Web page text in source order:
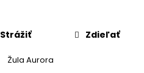
Žula Aurora
Strážiť Zdieľať